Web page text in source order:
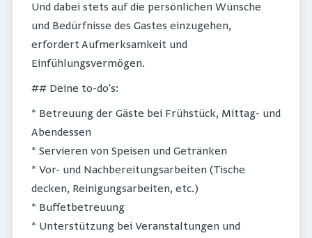
Und dabei stets auf die persönlichen Wünsche
und Bedürfnisse des Gastes einzugehen,
erfordert Aufmerksamkeit und
Einfühlungsvermögen.
## Deine to-do's:
* Betreuung der Gäste bei Frühstück, Mittag- und
Abendessen
* Servieren von Speisen und Getränken
* Vor- und Nachbereitungsarbeiten (Tische
decken, Reinigungsarbeiten, etc.)
* Buffetbetreuung
* Unterstützung bei Veranstaltungen und